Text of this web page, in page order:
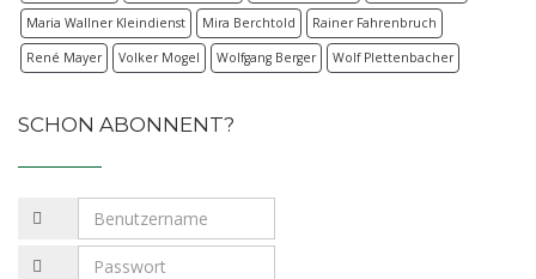
Maria Wallner Kleindienst Mira Berchtold Rainer Fahrenbruch
René Mayer Volker Mogel Wolfgang Berger Wolf Plettenbacher
SCHON ABONNENT?